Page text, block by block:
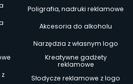
Poligrafia, nadruki reklamowe
Akcesoria do alkoholu
Narzędzia z własnym logo
Kreatywne gadżety
reklamowe
Słodycze reklamowe z logo